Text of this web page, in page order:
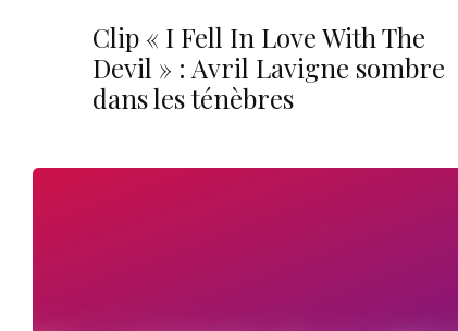
Clip « I Fell In Love With The
Devil » : Avril Lavigne sombre
dans les ténèbres